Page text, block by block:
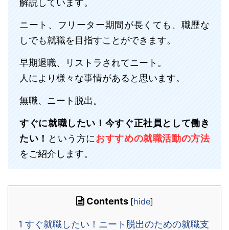
解説しています。
ニート、フリーター期間が長くても、職歴な
しでも就職を目指すことができます。
早期退職、リストラされてニート。
人により様々な事情があると思います。
無職、ニート脱出。
すぐに就職したい！今すぐ正社員として働き
たい！ という方におすすめの就職活動の方法
をご紹介します。
Contents [hide]
1 すぐ就職したい！ニート脱出のための就職支